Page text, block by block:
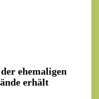
ehemaligen
erhält